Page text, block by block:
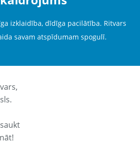
izklaidība, dīdīga pacilātība. Ritvars
savam atspīdumam spogulī.